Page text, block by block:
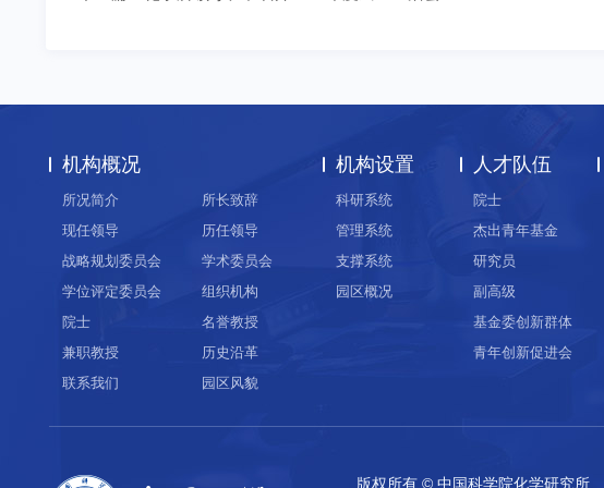
机构概况
所况简介
所长致辞
现任领导
历任领导
战略规划委员会
学术委员会
学位评定委员会
组织机构
院士
名誉教授
兼职教授
历史沿革
联系我们
园区风貌
机构设置
科研系统
管理系统
支撑系统
园区概况
人才队伍
院士
杰出青年基金
研究员
副高级
基金委创新群体
青年创新促进会
版权所有 © 中国科学院化学研究所